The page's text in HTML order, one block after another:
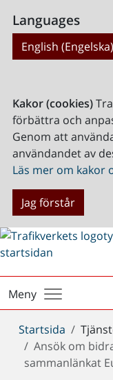
Languages
English (Engelska)
Kakor (cookies)
förbättra och
Genom att
användandet av
Läs mer om kakor
Jag förstår
Meny
Du
är
här:
Startsida
Ansök om
sammanlänkat